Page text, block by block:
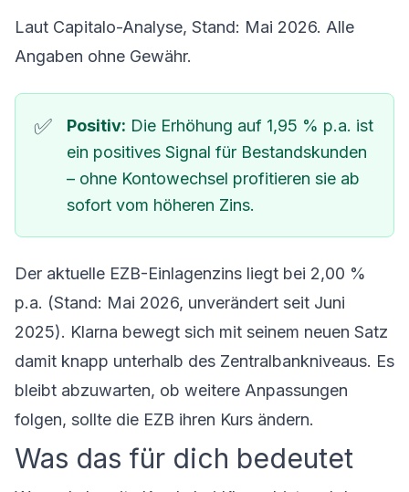
Laut Capitalo-Analyse, Stand: Mai 2026. Alle
Angaben ohne Gewähr.
Positiv: Die Erhöhung auf 1,95 % p.a. ist
ein positives Signal für Bestandskunden
– ohne Kontowechsel profitieren sie ab
sofort vom höheren Zins.
Der aktuelle EZB-Einlagenzins liegt bei 2,00 %
p.a. (Stand: Mai 2026, unverändert seit Juni
2025). Klarna bewegt sich mit seinem neuen Satz
damit knapp unterhalb des Zentralbankniveaus. Es
bleibt abzuwarten, ob weitere Anpassungen
folgen, sollte die EZB ihren Kurs ändern.
Was das für dich bedeutet